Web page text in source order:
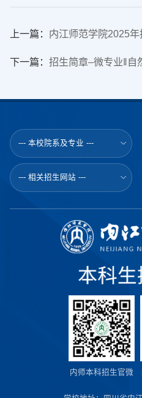
上一篇： 内江师范学院2025
下一篇： 招生简章–微专业‖自
--- 本校院系及专业 ---
--- 相关招生网站 ---
内师本科招生官微